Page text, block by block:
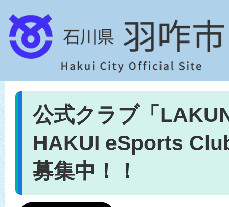
公式クラブ「
HAKUI eSports
募集中！！